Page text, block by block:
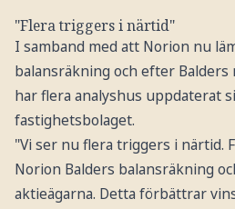
"Flera triggers i närtid"
I samband med att Norion nu
balansräkning och efter
har flera analyshus uppdaterat
fastighetsbolaget.
"Vi ser nu flera triggers i närtid.
Norion Balders balansräkning
aktieägarna. Detta förbättrar